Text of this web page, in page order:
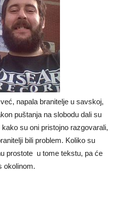
napala branitelje u savskoj,
puštanja na slobodu dali su
su oni pristojno razgovarali,
bili problem. Koliko su
prostote u tome tekstu, pa će
okolinom.